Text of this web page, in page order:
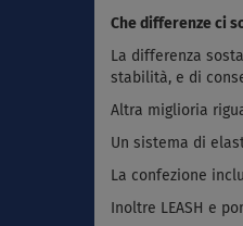
Che differenze ci
La differenza
stabilità, e di
Altra miglioria
Un sistema di
La confezione
Inoltre LEASH e